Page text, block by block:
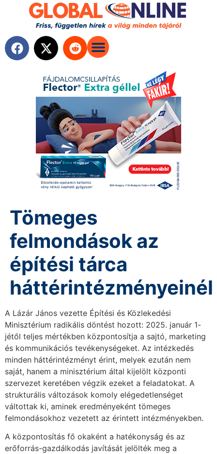
Tömeges
felmondások az
építési tárca
háttérintézményeinél
A Lázár János vezette Építési és Közlekedési
Minisztérium radikális döntést hozott: 2025. január 1-
jétől teljes mértékben központosítja a sajtó, marketing
és kommunikációs tevékenységeket. Az intézkedés
minden háttérintézményt érint, melyek ezután nem
saját, hanem a minisztérium által kijelölt központi
szervezet keretében végzik ezeket a feladatokat. A
strukturális változások komoly elégedetlenséget
váltottak ki, aminek eredményeként tömeges
felmondásokhoz vezetett az érintett intézményekben.
A központosítás fő okaként a hatékonyság és az
erőforrás-gazdálkodás javítását jelölték meg a